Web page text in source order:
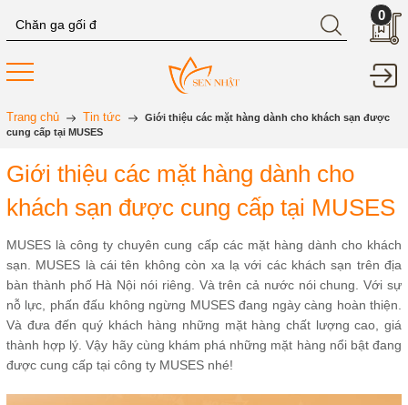
0
Trang chủ Tin tức
Giới thiệu các mặt hàng dành cho khách sạn được
cung cấp tại MUSES
Giới thiệu các mặt hàng dành cho
khách sạn được cung cấp tại MUSES
MUSES là công ty chuyên cung cấp các mặt hàng dành cho khách
sạn. MUSES là cái tên không còn xa lạ với các khách sạn trên địa
bàn thành phố Hà Nội nói riêng. Và trên cả nước nói chung. Với sự
nỗ lực, phấn đấu không ngừng MUSES đang ngày càng hoàn thiện.
Và đưa đến quý khách hàng những mặt hàng chất lượng cao, giá
thành hợp lý. Vậy hãy cùng khám phá những mặt hàng nổi bật đang
được cung cấp tại công ty MUSES nhé!